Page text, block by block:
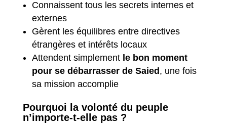
Connaissent tous les secrets internes et
externes
Gèrent les équilibres entre directives
étrangères et intérêts locaux
Attendent simplement le bon moment
pour se débarrasser de Saied , une fois
sa mission accomplie
Pourquoi la volonté du peuple
n’importe-t-elle pas ?